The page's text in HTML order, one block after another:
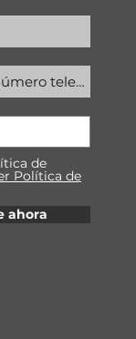
de
Política de
ahora